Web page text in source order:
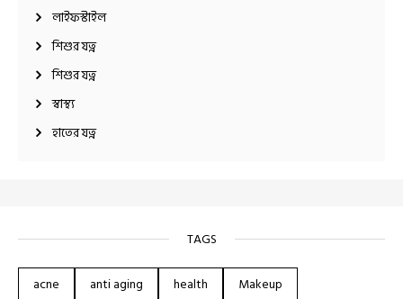
লাইফস্টাইল
শিশুর যত্ন
শিশুর যত্ন
স্বাস্থ্য
হাতের যত্ন
TAGS
acne anti aging health
Makeup